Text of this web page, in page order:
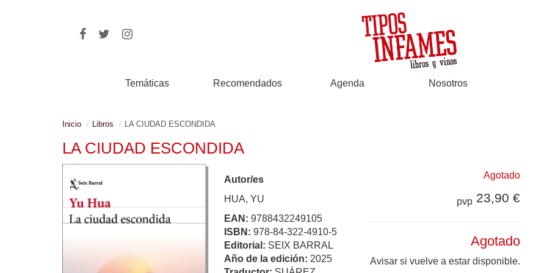
Temáticas Recomendados Agenda Nosotros
Inicio Libros LA CIUDAD ESCONDIDA
LA CIUDAD ESCONDIDA
Autor/es
HUA, YU
EAN: 9788432249105
ISBN: 978-84-322-4910-5
Editorial: SEIX BARRAL
Año de la edición: 2025
Agotado
pvp 23,90 €
Agotado
Avisar si vuelve a estar disponible.